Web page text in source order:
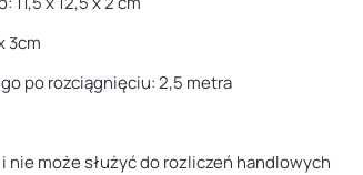
3cm
po rozciągnięciu: 2,5 metra
nie może służyć do rozliczeń handlowych